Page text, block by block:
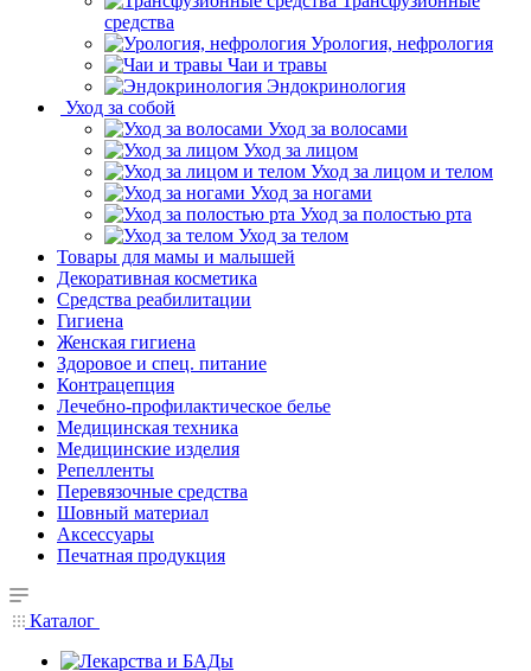
средства
Урология, нефрология
Чаи и травы
Эндокринология
Уход за собой
Уход за волосами
Уход за лицом
Уход за лицом и телом
Уход за ногами
Уход за полостью рта
Уход за телом
Товары для мамы и малышей
Декоративная косметика
Средства реабилитации
Гигиена
Женская гигиена
Здоровое и спец. питание
Контрацепция
Лечебно-профилактическое белье
Медицинская техника
Медицинские изделия
Репелленты
Перевязочные средства
Шовный материал
Аксессуары
Печатная продукция
Каталог